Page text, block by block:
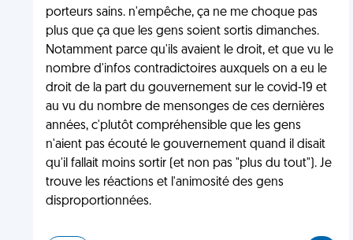
porteurs sains. n'empêche, ça ne me choque pas
plus que ça que les gens soient sortis dimanches.
Notamment parce qu'ils avaient le droit, et que vu le
nombre d'infos contradictoires auxquels on a eu le
droit de la part du gouvernement sur le covid-19 et
au vu du nombre de mensonges de ces dernières
années, c'plutôt compréhensible que les gens
n'aient pas écouté le gouvernement quand il disait
qu'il fallait moins sortir (et non pas "plus du tout"). Je
trouve les réactions et l'animosité des gens
disproportionnées.